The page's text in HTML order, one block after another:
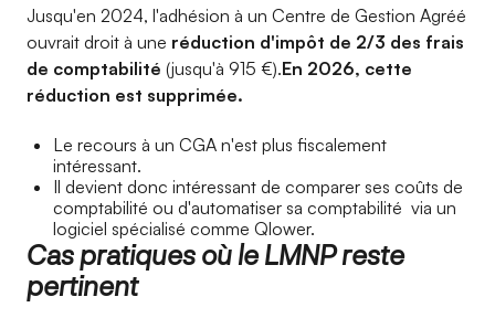
Jusqu'en 2024, l'adhésion à un Centre de Gestion Agréé
ouvrait droit à une réduction d'impôt de 2/3 des frais
de comptabilité (jusqu'à 915 €).En 2026, cette
réduction est supprimée.
Le recours à un CGA n'est plus fiscalement
intéressant.
Il devient donc intéressant de comparer ses coûts de
comptabilité ou d'automatiser sa comptabilité via un
logiciel spécialisé comme Qlower.
Cas pratiques où le LMNP reste
pertinent